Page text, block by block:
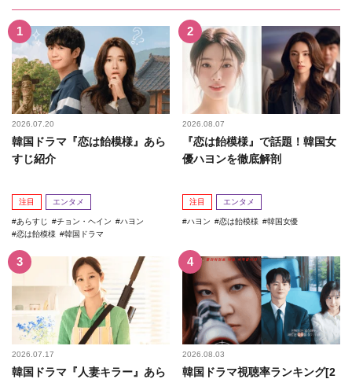
2026.07.20
韓国ドラマ『恋は飴模様』あら
すじ紹介
注目 エンタメ
あらすじ チョン・ヘイン
ハヨン
恋は飴模様
韓国ドラマ
2026.08.07
『恋は飴模様』で話題！韓国女
優ハヨンを徹底解剖
注目 エンタメ
ハヨン 恋は飴模様 韓国女優
2026.07.17
韓国ドラマ『人妻キラー』あら
2026.08.03
韓国ドラマ視聴率ランキング[2